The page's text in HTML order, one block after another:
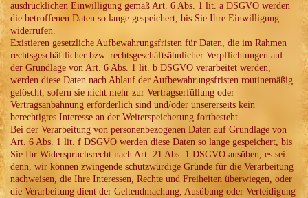
ausdrücklichen Einwilligung gemäß Art. 6 Abs. 1 lit. a DSGVO werden
die betroffenen Daten so lange gespeichert, bis Sie Ihre Einwilligung
widerrufen.
Existieren gesetzliche Aufbewahrungsfristen für Daten, die im Rahmen
rechtsgeschäftlicher bzw. rechtsgeschäftsähnlicher Verpflichtungen auf
der Grundlage von Art. 6 Abs. 1 lit. b DSGVO verarbeitet werden,
werden diese Daten nach Ablauf der Aufbewahrungsfristen routinemäßig
gelöscht, sofern sie nicht mehr zur Vertragserfüllung oder
Vertragsanbahnung erforderlich sind und/oder unsererseits kein
berechtigtes Interesse an der Weiterspeicherung fortbesteht.
Bei der Verarbeitung von personenbezogenen Daten auf Grundlage von
Art. 6 Abs. 1 lit. f DSGVO werden diese Daten so lange gespeichert, bis
Sie Ihr Widerspruchsrecht nach Art. 21 Abs. 1 DSGVO ausüben, es sei
denn, wir können zwingende schutzwürdige Gründe für die Verarbeitung
nachweisen, die Ihre Interessen, Rechte und Freiheiten überwiegen, oder
die Verarbeitung dient der Geltendmachung, Ausübung oder Verteidigung